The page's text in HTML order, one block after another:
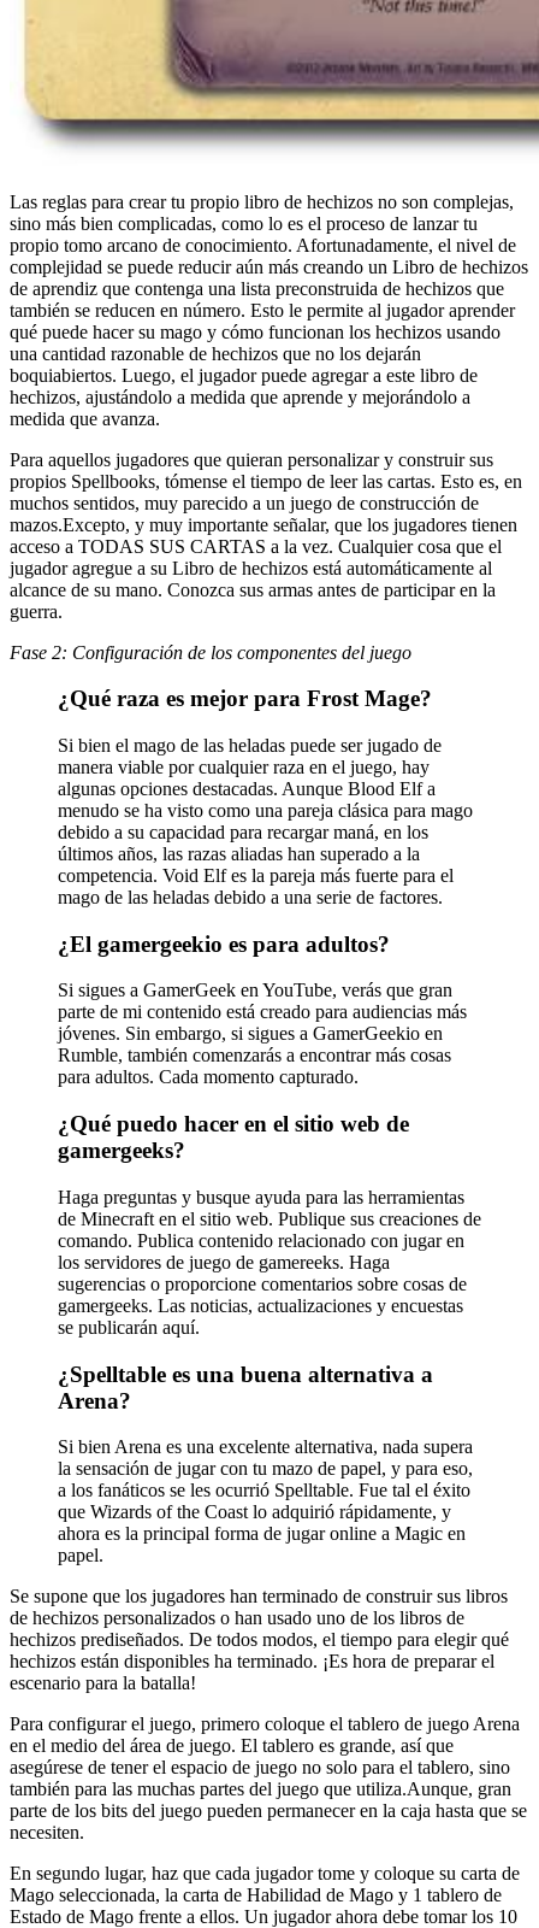
Las reglas para crear tu propio libro de hechizos no son complejas,
sino más bien complicadas, como lo es el proceso de lanzar tu
propio tomo arcano de conocimiento. Afortunadamente, el nivel de
complejidad se puede reducir aún más creando un Libro de hechizos
de aprendiz que contenga una lista preconstruida de hechizos que
también se reducen en número. Esto le permite al jugador aprender
qué puede hacer su mago y cómo funcionan los hechizos usando
una cantidad razonable de hechizos que no los dejarán
boquiabiertos. Luego, el jugador puede agregar a este libro de
hechizos, ajustándolo a medida que aprende y mejorándolo a
medida que avanza.
Para aquellos jugadores que quieran personalizar y construir sus
propios Spellbooks, tómense el tiempo de leer las cartas. Esto es, en
muchos sentidos, muy parecido a un juego de construcción de
mazos.Excepto, y muy importante señalar, que los jugadores tienen
acceso a TODAS SUS CARTAS a la vez. Cualquier cosa que el
jugador agregue a su Libro de hechizos está automáticamente al
alcance de su mano. Conozca sus armas antes de participar en la
guerra.
Fase 2: Configuración de los componentes del juego
¿Qué raza es mejor para Frost Mage?
Si bien el mago de las heladas puede ser jugado de
manera viable por cualquier raza en el juego, hay
algunas opciones destacadas. Aunque Blood Elf a
menudo se ha visto como una pareja clásica para mago
debido a su capacidad para recargar maná, en los
últimos años, las razas aliadas han superado a la
competencia. Void Elf es la pareja más fuerte para el
mago de las heladas debido a una serie de factores.
¿El gamergeekio es para adultos?
Si sigues a GamerGeek en YouTube, verás que gran
parte de mi contenido está creado para audiencias más
jóvenes. Sin embargo, si sigues a GamerGeekio en
Rumble, también comenzarás a encontrar más cosas
para adultos. Cada momento capturado.
¿Qué puedo hacer en el sitio web de
gamergeeks?
Haga preguntas y busque ayuda para las herramientas
de Minecraft en el sitio web. Publique sus creaciones de
comando. Publica contenido relacionado con jugar en
los servidores de juego de gamereeks. Haga
sugerencias o proporcione comentarios sobre cosas de
gamergeeks. Las noticias, actualizaciones y encuestas
se publicarán aquí.
¿Spelltable es una buena alternativa a
Arena?
Si bien Arena es una excelente alternativa, nada supera
la sensación de jugar con tu mazo de papel, y para eso,
a los fanáticos se les ocurrió Spelltable. Fue tal el éxito
que Wizards of the Coast lo adquirió rápidamente, y
ahora es la principal forma de jugar online a Magic en
papel.
Se supone que los jugadores han terminado de construir sus libros
de hechizos personalizados o han usado uno de los libros de
hechizos prediseñados. De todos modos, el tiempo para elegir qué
hechizos están disponibles ha terminado. ¡Es hora de preparar el
escenario para la batalla!
Para configurar el juego, primero coloque el tablero de juego Arena
en el medio del área de juego. El tablero es grande, así que
asegúrese de tener el espacio de juego no solo para el tablero, sino
también para las muchas partes del juego que utiliza.Aunque, gran
parte de los bits del juego pueden permanecer en la caja hasta que se
necesiten.
En segundo lugar, haz que cada jugador tome y coloque su carta de
Mago seleccionada, la carta de Habilidad de Mago y 1 tablero de
Estado de Mago frente a ellos. Un jugador ahora debe tomar los 10